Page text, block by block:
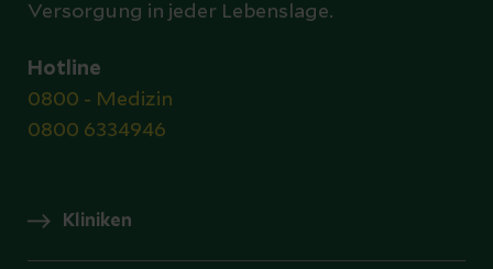
Versorgung in jeder Lebenslage.
Hotline
0800 - Medizin
0800 6334946
Kliniken